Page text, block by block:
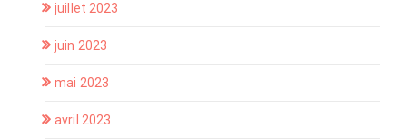
juillet 2023
juin 2023
mai 2023
avril 2023